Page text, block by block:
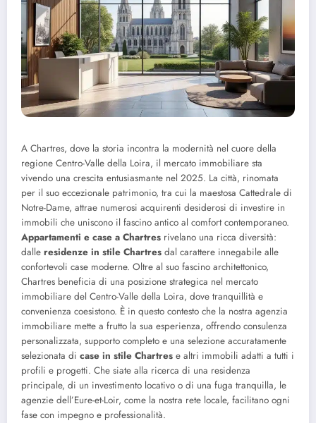
A Chartres, dove la storia incontra la modernità nel cuore della
regione Centro-Valle della Loira, il mercato immobiliare sta
vivendo una crescita entusiasmante nel 2025. La città, rinomata
per il suo eccezionale patrimonio, tra cui la maestosa Cattedrale di
Notre-Dame, attrae numerosi acquirenti desiderosi di investire in
immobili che uniscono il fascino antico al comfort contemporaneo.
Appartamenti e case a Chartres rivelano una ricca diversità:
dalle residenze in stile Chartres dal carattere innegabile alle
confortevoli case moderne. Oltre al suo fascino architettonico,
Chartres beneficia di una posizione strategica nel mercato
immobiliare del Centro-Valle della Loira, dove tranquillità e
convenienza coesistono. È in questo contesto che la nostra agenzia
immobiliare mette a frutto la sua esperienza, offrendo consulenza
personalizzata, supporto completo e una selezione accuratamente
selezionata di case in stile Chartres e altri immobili adatti a tutti i
profili e progetti. Che siate alla ricerca di una residenza
principale, di un investimento locativo o di una fuga tranquilla, le
agenzie dell’Eure-et-Loir, come la nostra rete locale, facilitano ogni
fase con impegno e professionalità.